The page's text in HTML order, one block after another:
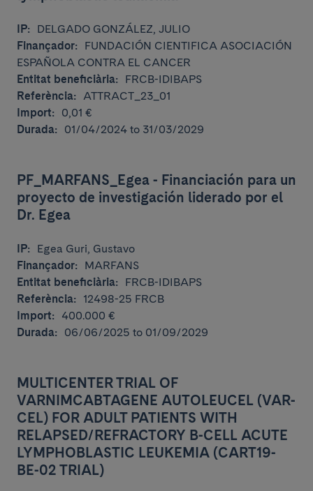
IP:
DELGADO GONZÁLEZ, JULIO
Finançador:
FUNDACIÓN CIENTIFICA ASOCIACIÓN
ESPAÑOLA CONTRA EL CANCER
Entitat beneficiària:
FRCB-IDIBAPS
Referència: ATTRACT_23_01
Import:
0,01 €
Durada:
01/04/2024 to 31/03/2029
PF_MARFANS_Egea - Financiación para un
proyecto de investigación liderado por el
Dr. Egea
IP:
Egea Guri, Gustavo
Finançador:
MARFANS
Entitat beneficiària:
FRCB-IDIBAPS
Referència:
12498-25 FRCB
Import:
400.000 €
Durada:
06/06/2025 to 01/09/2029
MULTICENTER TRIAL OF
VARNIMCABTAGENE AUTOLEUCEL (VAR-
CEL) FOR ADULT PATIENTS WITH
RELAPSED/REFRACTORY B-CELL ACUTE
LYMPHOBLASTIC LEUKEMIA (CART19-
BE-02 TRIAL)